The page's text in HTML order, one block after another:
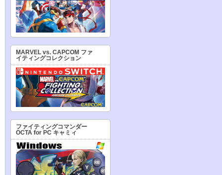
MARVEL vs. CAPCOM ファ
イティングコレクション
ファイティングコマンダー
OCTA for PC キャミィ